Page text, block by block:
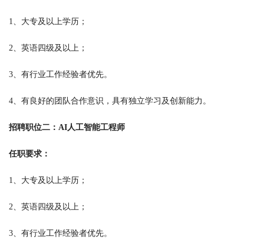
1、大专及以上学历；
2、英语四级及以上；
3、有行业工作经验者优先。
4、有良好的团队合作意识，具有独立学习及创新能力。
招聘职位二：AI人工智能工程师
任职要求：
1、大专及以上学历；
2、英语四级及以上；
3、有行业工作经验者优先。